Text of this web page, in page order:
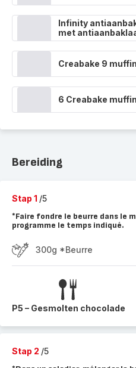
Infinity
met
Creabake 9
6 Creabake
Bereiding
Stap 1 /5
*Faire fondre le beurre dans le
programme le temps indiqué.
300g *Beurre
P5 – Gesmolten chocolade
Stap 2 /5